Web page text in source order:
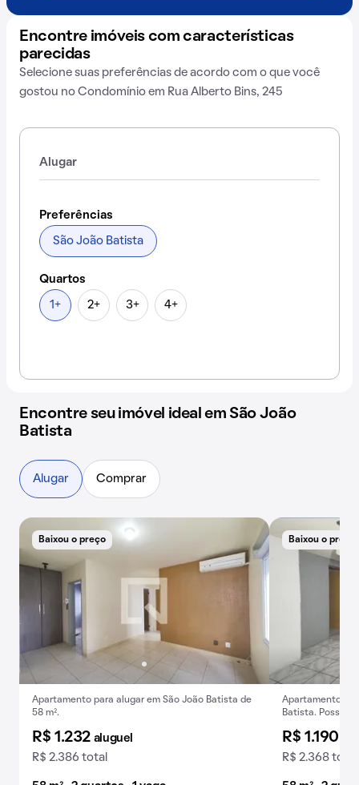
Encontre imóveis com características
parecidas
Selecione suas preferências de acordo com o que você
gostou no Condomínio em Rua Alberto Bins, 245
Alugar
Preferências
São João Batista
Quartos
1+ 2+ 3+ 4+
Encontre seu imóvel ideal em São João
Batista
Baixou o preço
Apartamento para alugar em São João Batista de
58 m².
R$ 1.232 aluguel
R$ 2.386 total
Baixou o preço
Apartamento
Batista. Possui
R$ 1.190
R$ 2.368 total
Alugar Comprar